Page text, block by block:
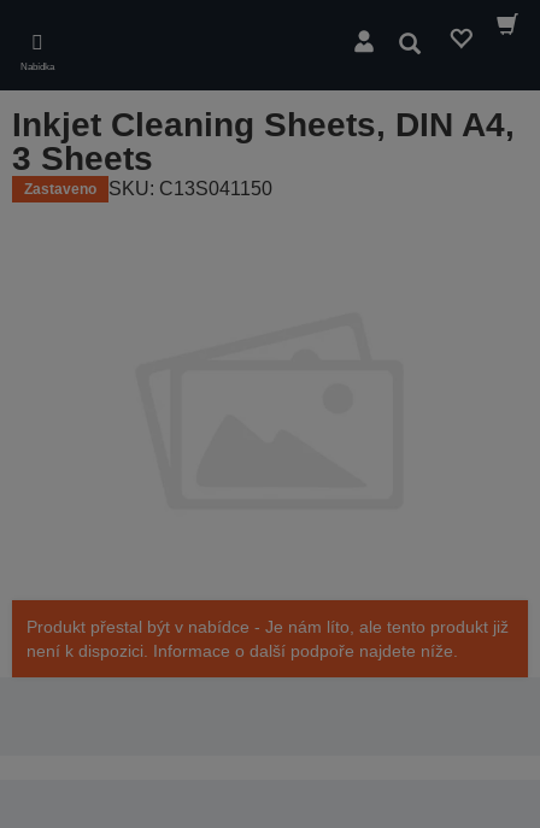
main
content
Nabídka
Hledat
Inkjet Cleaning Sheets, DIN A4,
3 Sheets
Zastaveno SKU: C13S041150
Produkt přestal být v nabídce - Je nám líto, ale tento produkt již
není k dispozici. Informace o další podpoře najdete níže.